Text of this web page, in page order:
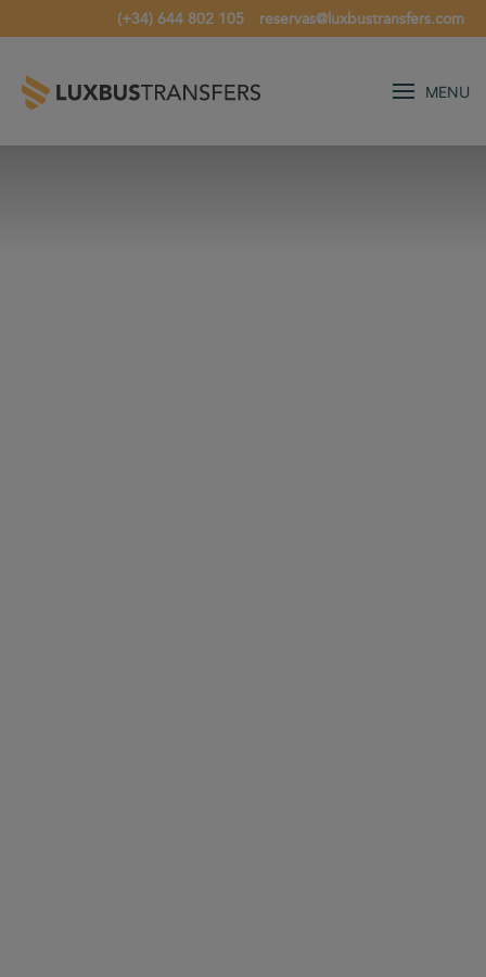
(+34) 644 802 105 reservas@luxbustransfers.com
MENU